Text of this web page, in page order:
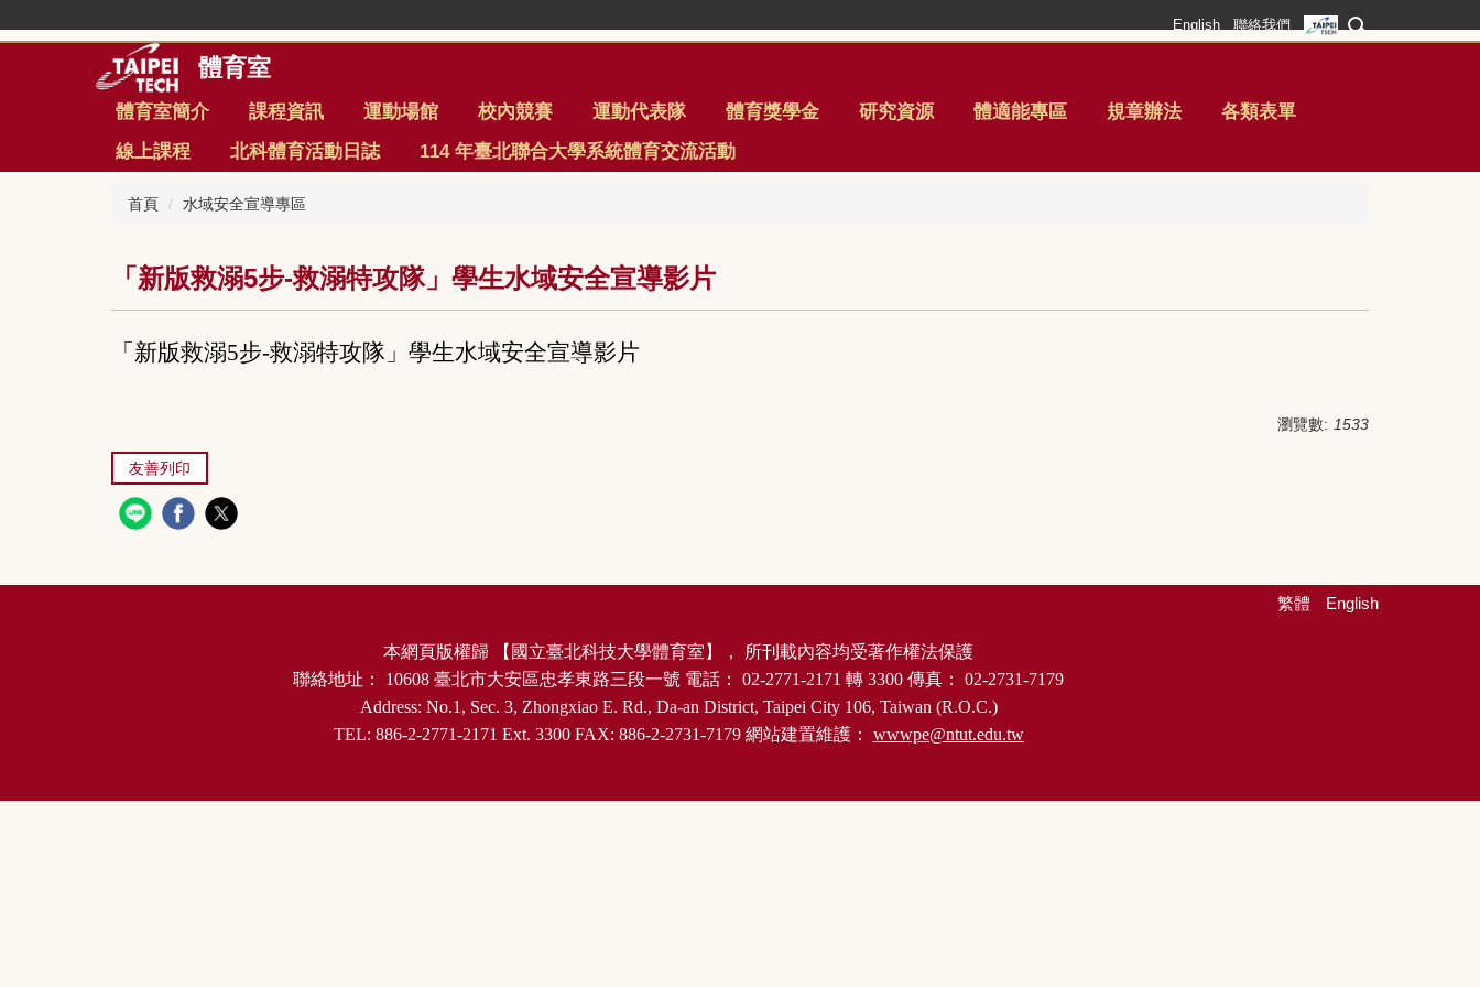
到
English 聯絡我們
體育室
體育室簡介 課程資訊 運動場館 校內競賽 運動代表隊 體育獎學金 研究資源 體適能專區 規章辦法
各類表單
線上課程
北科體育活動日誌 114 年臺北聯合大學系統體育交流活動
首頁 水域安全宣導專區
「新版救溺5步-救溺特攻隊」學生水域安全宣導影片
「新版救溺5步-救溺特攻隊」學生水域安全宣導影片
瀏覽數: 1533
友善列印
繁體 English
本網頁版權歸 【 國立臺北科技大學體育室 】，
所刊載內容均受著作權法保護
聯絡地址：
10608 臺北市大安區忠孝東路三段一號 電話： 02-2771-2171 轉 3300 傳真：
02-2731-7179
Address: No.1, Sec. 3, Zhongxiao E. Rd., Da-an District, Taipei City 106, Taiwan (R.O.C.)
TEL: 886-2-2771-2171 Ext. 3300 FAX: 886-2-2731-7179 網站建置維護： wwwpe@ntut.edu.tw